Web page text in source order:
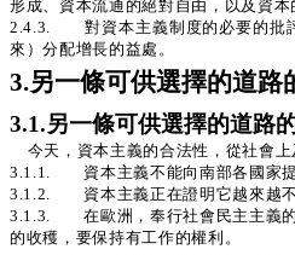
形成、資本流通的絕對自由，以及資本
2.4.3. 對資本主義制度的必要的批評
來）分配增長的益處。
3.另一條可供選擇的道路
3.1.另一條可供選擇的道路
今天，資本主義的合法性，從社會
3.1.1. 資本主義不能向南部各國家提
3.1.2. 資本主義正在證明它越來越不
3.1.3. 在歐洲，奉行社會民主主義的
的收穫，要保持有工作的權利。